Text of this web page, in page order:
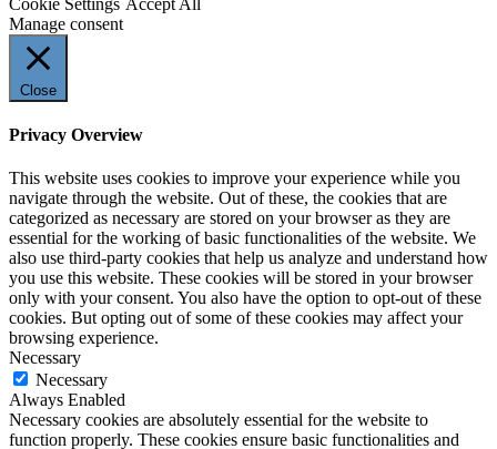
Manage consent
Close
Privacy Overview
This website uses cookies to improve your experience while you
navigate through the website. Out of these, the cookies that are
categorized as necessary are stored on your browser as they are
essential for the working of basic functionalities of the website. We
also use third-party cookies that help us analyze and understand how
you use this website. These cookies will be stored in your browser
only with your consent. You also have the option to opt-out of these
cookies. But opting out of some of these cookies may affect your
browsing experience.
Necessary
Necessary
Always Enabled
Necessary cookies are absolutely essential for the website to
function properly. These cookies ensure basic functionalities and